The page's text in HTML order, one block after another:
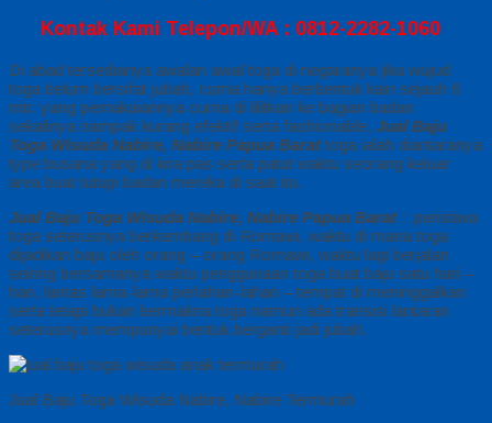
Kontak Kami Telepon/WA : 0812-2282-1060
Di abad tersedianya awalan awal toga di negaranya jika wujud
toga belum bersifat jubah, cuma hanya berbentuk kain sejauh 6
mtr. yang pemakaiannya cuma di lilitkan ke bagian badan
sekalinya nampak kurang efektif serta fashionable, Jual Baju
Toga Wisuda Nabire, Nabire Papua Barattoga ialah diantaranya
type busana yang di kira pas serta patut waktu seorang keluar
area buat tutupi badan mereka di saat itu.
Jual Baju Toga Wisuda Nabire, Nabire Papua Barat:: peristiwa
toga seterusnya berkembang di Romawi, waktu di mana toga
dijadikan baju oleh orang – orang Romawi, waktu lagi berjalan
seiring bersamanya waktu penggunaan toga buat baju satu hari –
hari, lantas lama-lama perlahan-lahan – tempat di meninggalkan
serta tetapi bukan bermakna toga namun ada transisi lantaran
seterusnya mempunyai bentuk berganti jadi jubah.
Jual Baju Toga Wisuda Nabire, Nabire Termurah